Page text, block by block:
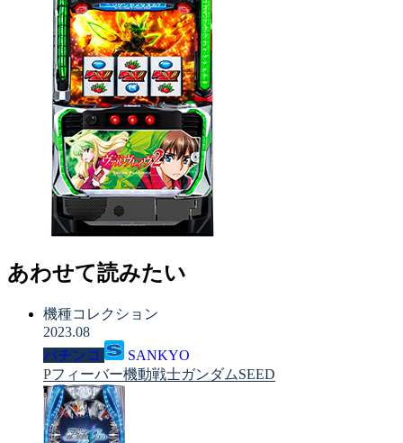
あわせて読みたい
機種コレクション
2023.08
パチンコ
SANKYO
Pフィーバー機動戦士ガンダムSEED